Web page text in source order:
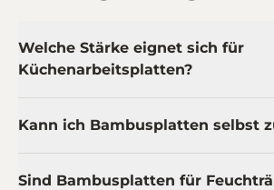
Welche Stärke eignet sich für
Küchenarbeitsplatten?
Kann ich Bambusplatten selbst
Sind Bambusplatten für